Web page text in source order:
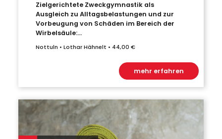
Zielgerichtete Zweckgymnastik als
Ausgleich zu Alltagsbelastungen und zur
Vorbeugung von Schäden im Bereich der
Wirbelsäule:...
Nottuln • Lothar Hähnelt • 44,00 €
mehr erfahren